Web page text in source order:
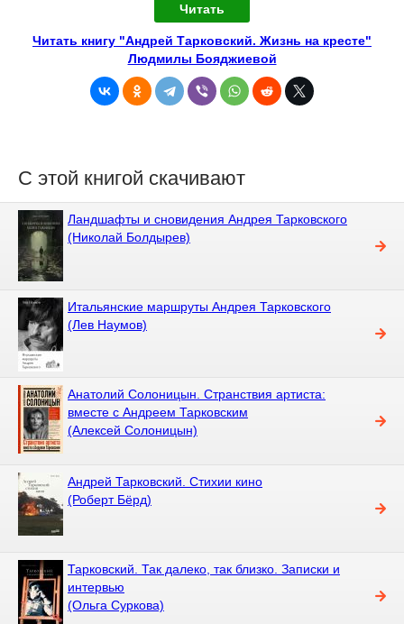
Читать
Читать книгу "Андрей Тарковский. Жизнь на кресте"
Людмилы Бояджиевой
С этой книгой скачивают
Ландшафты и сновидения Андрея Тарковского
(Николай Болдырев)
Итальянские маршруты Андрея Тарковского
(Лев Наумов)
Анатолий Солоницын. Странствия артиста:
вместе с Андреем Тарковским
(Алексей Солоницын)
Андрей Тарковский. Стихии кино
(Роберт Бёрд)
Тарковский. Так далеко, так близко. Записки и
интервью
(Ольга Суркова)